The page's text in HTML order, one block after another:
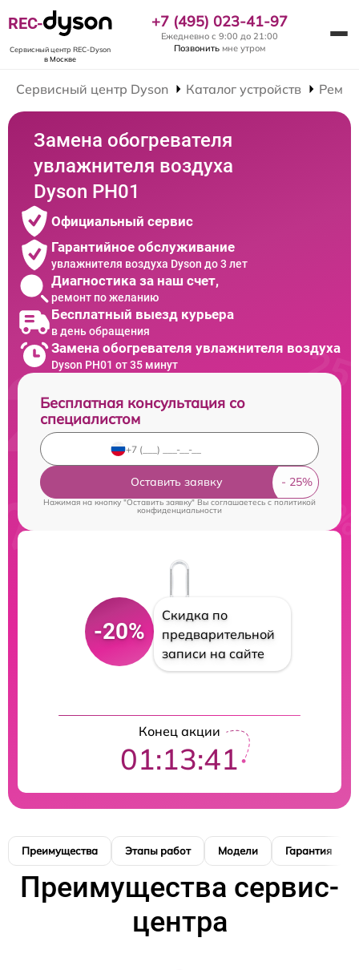
REC-
Сервисный центр REC-Dyson
в Москве
+7 (495) 023-41-97
Ежедневно с 9:00 до 21:00
Позвонить мне утром
Сервисный центр Dyson Каталог устройств
Замена обогревателя
увлажнителя воздуха
Dyson PH01
Официальный сервис
Гарантийное обслуживание
увлажнителя воздуха Dyson до 3 лет
Диагностика за наш счет,
ремонт по желанию
Бесплатный выезд курьера
в день обращения
Замена обогревателя увлажнителя воздуха
Dyson PH01 от 35 минут
Бесплатная консультация со
специалистом
Оставить заявку
Нажимая на кнопку "Оставить заявку" Вы соглашаетесь cполитикой
конфиденциальности
-20%
Скидка по
предварительной
записи на сайте
Конец акции
01:13:40
Преимущества Этапы работ Модели Гарантия
Преимущества сервис-
центра